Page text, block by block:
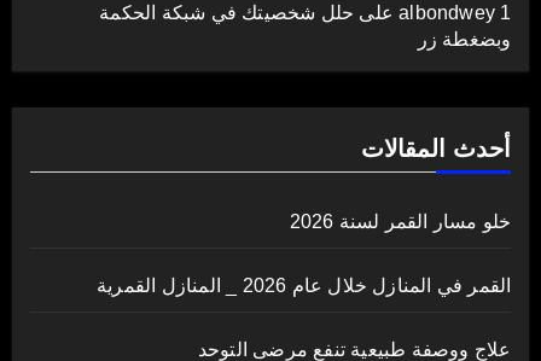
albondwey 1على حلل شخصيتك في شبكة الحكمة
وبضغطة زر
أحدث المقالات
خلو مسار القمر لسنة 2026
القمر في المنازل خلال عام 2026 _ المنازل القمرية
علاج ووصفة طبيعية تنفع مرضى التوحد